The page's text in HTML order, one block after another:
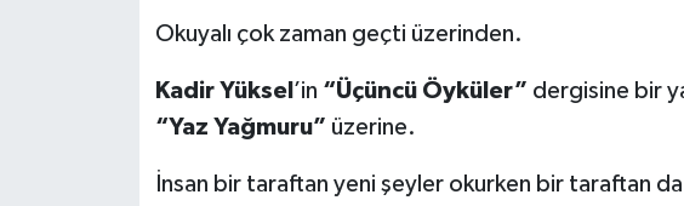
Okuyalı çok zaman geçti üzerinden.
Kadir Yüksel ’in “Üçüncü Öyküler” dergisine bir
“Yaz Yağmuru” üzerine.
İnsan bir taraftan yeni şeyler okurken bir taraftan da